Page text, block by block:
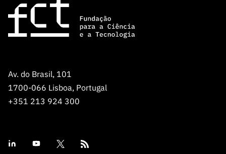
Av. do Brasil, 101
1700-066 Lisboa, Portugal
+351 213 924 300